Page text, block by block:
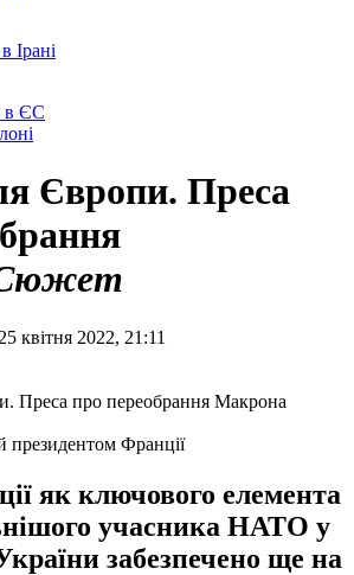
Ірані
в ЄС
Європи. Преса
квітня 2022, 21:11
Франції
як ключового елемента
учасника НАТО у
забезпечено ще на